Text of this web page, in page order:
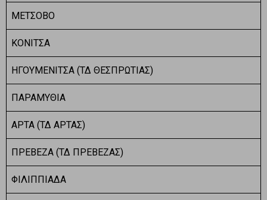
ΜΕΤΣΟΒΟ
ΚΟΝΙΤΣΑ
ΗΓΟΥΜΕΝΙΤΣΑ (ΤΔ ΘΕΣΠΡΩΤΙΑΣ)
ΠΑΡΑΜΥΘΙΑ
ΑΡΤΑ (ΤΔ ΑΡΤΑΣ)
ΠΡΕΒΕΖΑ (ΤΔ ΠΡΕΒΕΖΑΣ)
ΦΙΛΙΠΠΙΑΔΑ